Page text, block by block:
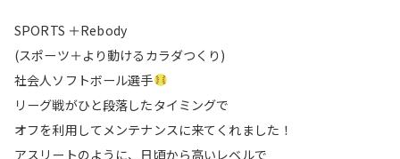
SPORTS ＋Rebody
(スポーツ＋より動けるカラダつくり)
社会人ソフトボール選手
リーグ戦がひと段落したタイミングで
オフを利用してメンテナンスに来てくれました！
アスリートのように、日頃から高いレベルで